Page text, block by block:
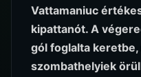
Vattamaniuc
kipattanót. A
gól foglalta keretbe,
szombathelyiek